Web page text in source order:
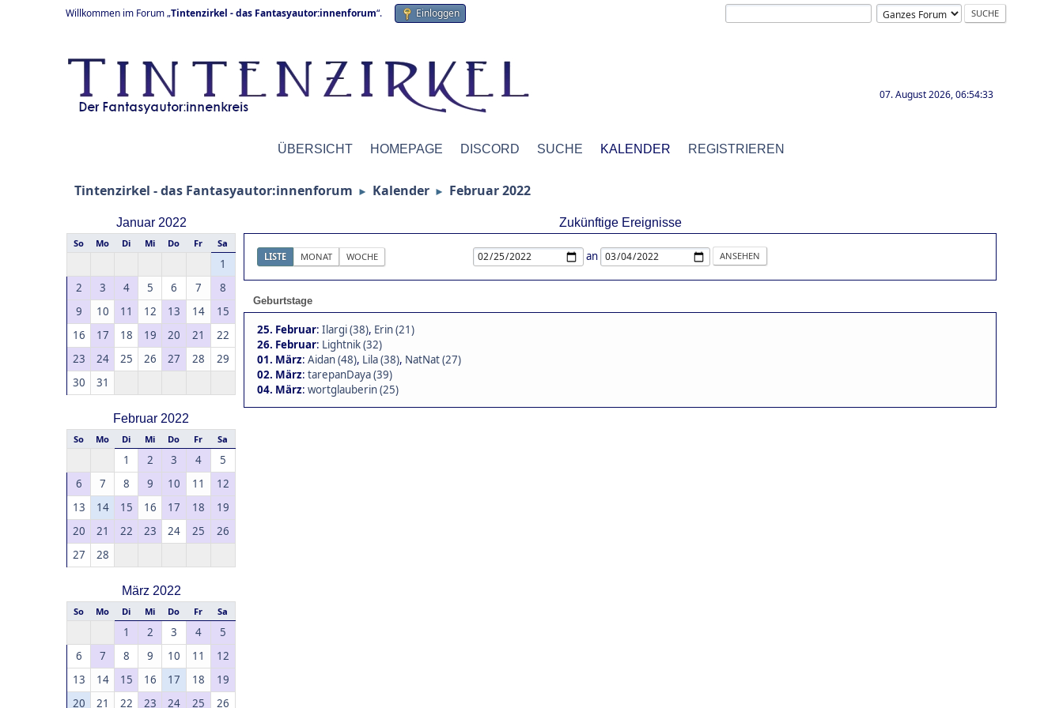
Willkommen im Forum „Tintenzirkel - das Fantasyautor:innenforum“. Einloggen
07. August 2026, 06:54:33
ÜBERSICHT HOMEPAGE DISCORD SUCHE KALENDER REGISTRIEREN
Tintenzirkel - das Fantasyautor:innenforum ► Kalender ► Februar 2022
Januar 2022
So Mo Di Mi Do Fr Sa
1
2
3 4 5 6 7
8
9
10 11 12 13 14
15
16
17 18 19 20 21
22
23
24 25 26 27 28
29
30
31
Februar 2022
So Mo Di Mi Do Fr Sa
1 2 3 4
5
6
7 8 9 10 11
12
13
14 15 16 17 18
19
20
21 22 23 24 25
26
27
28
März 2022
So Mo Di Mi Do Fr Sa
1 2 3 4
5
6
7 8 9 10 11
12
13
14 15 16 17 18
19
20
21 22 23 24 25 26
Zukünftige Ereignisse
LISTE MONAT WOCHE an
Geburtstage
25. Februar: Ilargi (38), Erin (21)
26. Februar: Lightnik (32)
01. März: Aidan (48), Lila (38), NatNat (27)
02. März: tarepanDaya (39)
04. März: wortglauberin (25)